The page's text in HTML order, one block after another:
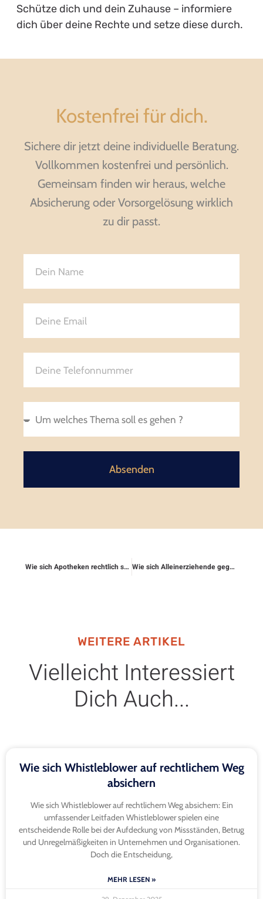
Schütze dich und dein Zuhause – informiere
dich über deine Rechte und setze diese durch.
Kostenfrei für dich.
Sichere dir jetzt deine individuelle Beratung.
Vollkommen kostenfrei und persönlich.
Gemeinsam finden wir heraus, welche
Absicherung oder Vorsorgelösung wirklich
zu dir passt.
Absenden
Wie sich Apotheken rechtlich schützen Wie sich Alleinerziehende gegen Einkommensprüfung wehren
WEITERE ARTIKEL
Vielleicht Interessiert
Dich Auch...
Wie sich Whistleblower auf rechtlichem Weg
absichern
Wie sich Whistleblower auf rechtlichem Weg absichern: Ein
umfassender Leitfaden Whistleblower spielen eine
entscheidende Rolle bei der Aufdeckung von Missständen, Betrug
und Unregelmäßigkeiten in Unternehmen und Organisationen.
Doch die Entscheidung,
MEHR LESEN »